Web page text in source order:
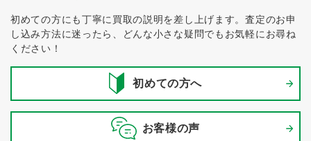
初めての方にも丁寧に買取の説明を差し上げます。査定のお申
し込み方法に迷ったら、どんな小さな疑問でもお気軽にお尋ね
ください！
初めての方へ
お客様の声